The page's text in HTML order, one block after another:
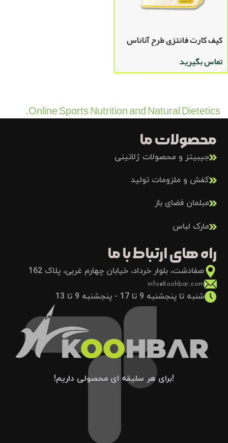
کیف کارت فانتزی طرح آناناس
تماس بگیرید
Online Sports Nutrition and Natural Dietetics.
محصولات ما
جیبیتز و محصولات ژلاتینی
کفش و ملزومات تولید
مبلمان فضای باز
مارک لباس
راه های ارتباط با ما
صفادشت، بلوار خرداد، خیابان چهارم غربی، پلاک 162
info@Koohbar.com
شنبه تا پنجشنبه 9 تا 17 - پنجشنبه 9 تا 13
!برای هر سلیقه ای محصولی داریم!